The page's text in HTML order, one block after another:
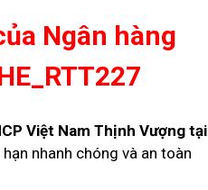
Ngân hàng
Việt Nam Thịnh Vượng tại
nhanh chóng và an toàn